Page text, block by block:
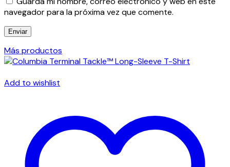
navegador para la próxima vez que comente.
Más productos
Add to wishlist